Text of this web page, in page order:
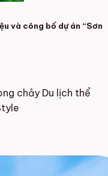
và công bố dự án “Sơn
chảy Du lịch thể